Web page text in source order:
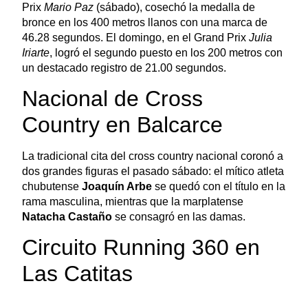
Prix Mario Paz(sábado), cosechó la medalla de
bronce en los 400 metros llanos con una marca de
46.28 segundos. El domingo, en el Grand Prix Julia
Iriarte, logró el segundo puesto en los 200 metros con
un destacado registro de 21.00 segundos.
Nacional de Cross
Country en Balcarce
La tradicional cita del cross country nacional coronó a
dos grandes figuras el pasado sábado: el mítico atleta
chubutense Joaquín Arbese quedó con el título en la
rama masculina, mientras que la marplatense
Natacha Castañose consagró en las damas.
Circuito Running 360 en
Las Catitas